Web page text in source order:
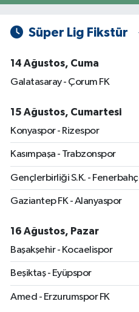
Süper Lig Fikstür
14 Ağustos, Cuma
Galatasaray - Çorum FK
15 Ağustos, Cumartesi
Konyaspor - Rizespor
Kasımpaşa - Trabzonspor
Gençlerbirliği S.K. -
Gaziantep FK - Alanyaspor
16 Ağustos, Pazar
Başakşehir - Kocaelispor
Beşiktaş - Eyüpspor
Amed - Erzurumspor FK